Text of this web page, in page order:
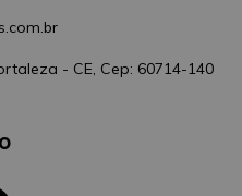
- CE, Cep: 60714-140